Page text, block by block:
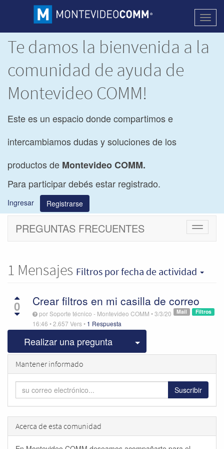
Te damos la bienvenida a la
comunidad de ayuda de
Montevideo COMM!
Este es un espacio donde compartimos e
intercambiamos dudas y soluciones de los
productos de Montevideo COMM.
Para participar debés estar registrado.
Ingresar Registrarse
Cambiar
PREGUNTAS FRECUENTES
1 Mensajes Filtros por fecha de actividad
0 Crear filtros en mi casilla de correo
Filtros
Mail
porSoporte técnico - Montevideo COMM •3/3/20
16:46 •2.657 Vers• 1 Respuesta
Realizar una pregunta Seleccionar
Mantener informado
Suscribir
Acerca de esta comunidad